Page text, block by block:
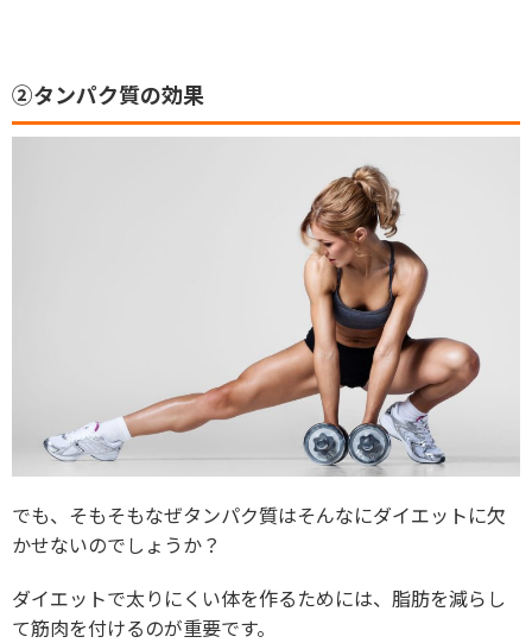
②タンパク質の効果
でも、そもそもなぜタンパク質はそんなにダイエットに欠
かせないのでしょうか？
ダイエットで太りにくい体を作るためには、脂肪を減らし
て筋肉を付けるのが重要です。